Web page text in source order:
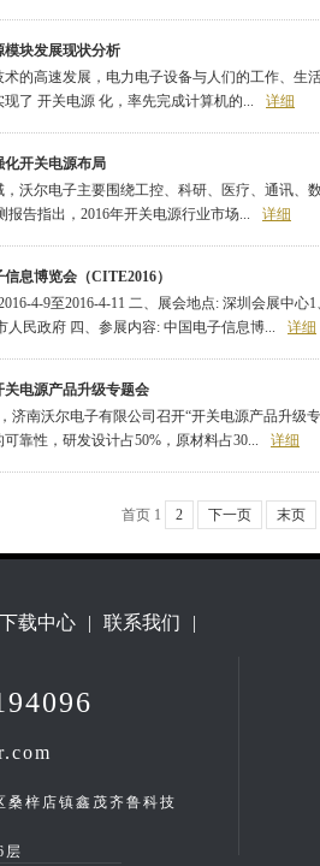
模块发展现状分析
术的高速发展，电力电子设备与人们的工作、
了 开关电源 化，率先完成计算机的...
详细
化开关电源布局
，沃尔电子主要围绕工控、科研、医疗、通讯
报告指出，2016年开关电源行业市场...
详细
息博览会（CITE2016）
4-9至2016-4-11 二、展会地点: 深圳会展中
人民政府 四、参展内容: 中国电子信息博...
详细
关电源产品升级专题会
济南沃尔电子有限公司召开“开关电源产品升
靠性，研发设计占50%，原材料占30...
详细
首页 1 2 下一页 末页
下载中心 | 联系我们 |
桑梓店镇鑫茂齐鲁科技
层